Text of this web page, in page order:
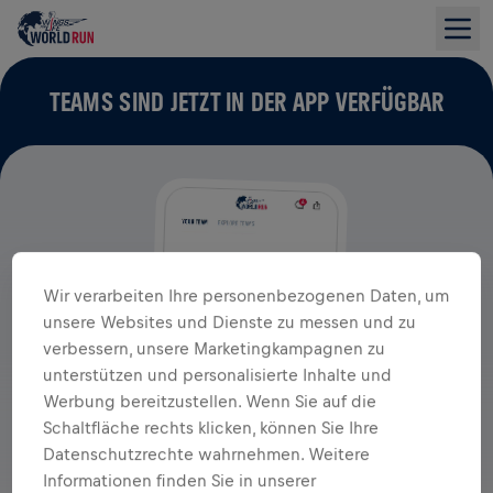
TEAMS SIND JETZT IN DER APP VERFÜGBAR
Wir verarbeiten Ihre personenbezogenen Daten, um
unsere Websites und Dienste zu messen und zu
verbessern, unsere Marketingkampagnen zu
unterstützen und personalisierte Inhalte und
Werbung bereitzustellen. Wenn Sie auf die
Schaltfläche rechts klicken, können Sie Ihre
Datenschutzrechte wahrnehmen. Weitere
Informationen finden Sie in unserer